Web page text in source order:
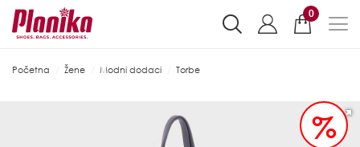
0
Početna Žene Modni dodaci Torbe
%